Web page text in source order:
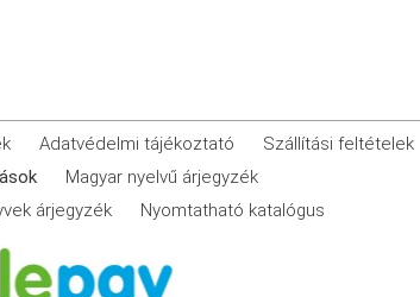
Adatvédelmi tájékoztató
Szállítási feltételek
Magyar nyelvű árjegyzék
árjegyzék Nyomtatható katalógus